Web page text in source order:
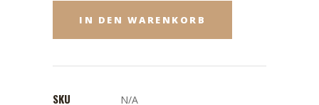
IN DEN WARENKORB
SKU N/A